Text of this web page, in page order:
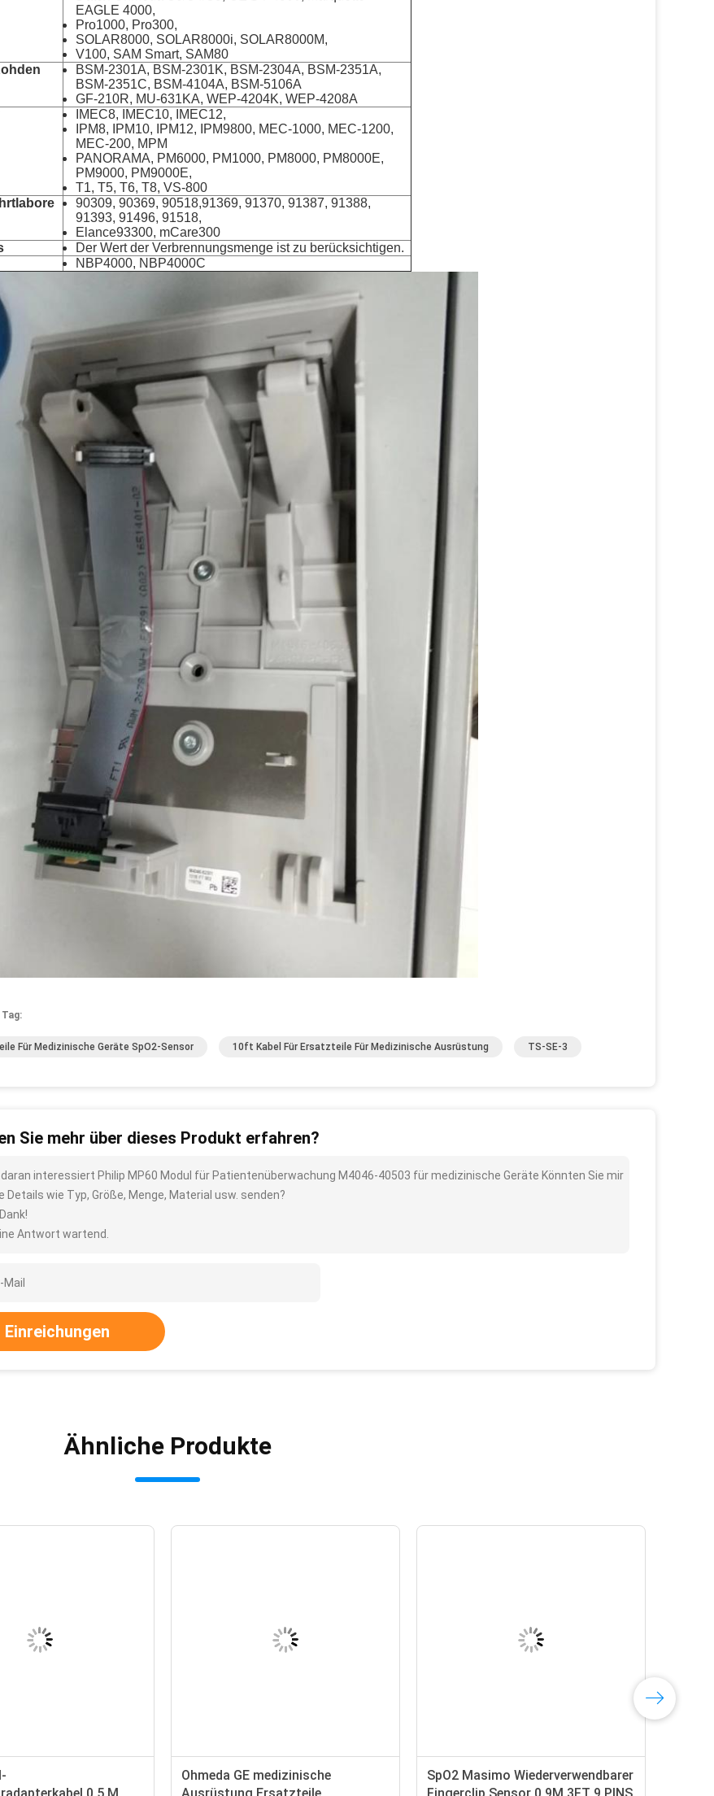
EAGLE 4000,
Pro1000, Pro300,
SOLAR8000, SOLAR8000i, SOLAR8000M,
V100, SAM Smart, SAM80
BSM-2301A, BSM-2301K, BSM-2304A, BSM-2351A,
BSM-2351C, BSM-4104A, BSM-5106A
GF-210R, MU-631KA, WEP-4204K, WEP-4208A
IMEC8, IMEC10, IMEC12,
IPM8, IPM10, IPM12, IPM9800, MEC-1000, MEC-1200,
MEC-200, MPM
PANORAMA, PM6000, PM1000, PM8000, PM8000E,
PM9000, PM9000E,
T1, T5, T6, T8, VS-800
90309, 90369, 90518,91369, 91370, 91387, 91388,
91393, 91496, 91518,
Elance93300, mCare300
Der Wert der Verbrennungsmenge ist zu berücksichtigen.
NBP4000, NBP4000C
Für Medizinische Geräte SpO2-Sensor 10ft Kabel Für Ersatzteile Für Medizinische Ausrüstung TS-SE-3
Sie mehr über dieses Produkt erfahren?
daran interessiert Philip MP60 Modul für Patientenüberwachung M4046-40503 für medizinische Geräte Könnten Sie mir
Details wie Typ, Größe, Menge, Material usw. senden?
Antwort wartend.
Einreichungen
Ähnliche Produkte
Ohmeda GE medizinische
SpO2 Masimo Wiederverwendbarer